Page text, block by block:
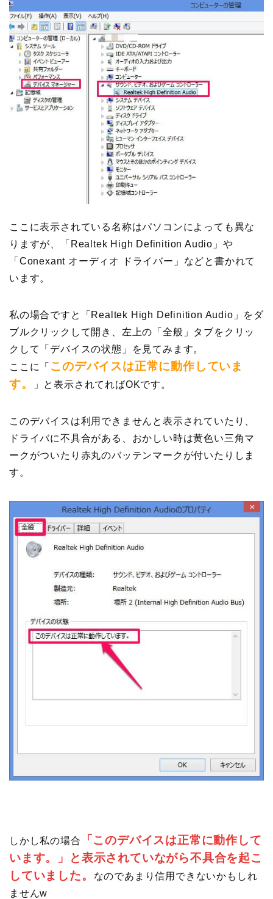
ここに表示されている名称はパソコンによっても異な
りますが、「Realtek High Definition Audio」や
「Conexant オーディオ ドライバー」などと書かれて
います。
私の場合ですと「Realtek High Definition Audio」をダ
ブルクリックして開き、左上の「全般」タブをクリッ
クして「デバイスの状態」を見てみます。
ここに「 このデバイスは正常に動作していま
す。
」と表示されてればOKです。
このデバイスは利用できませんと表示されていたり、
ドライバに不具合がある、おかしい時は黄色い三角マ
ークがついたり赤丸のバッテンマークが付いたりしま
す。
しかし私の場合
「このデバイスは正常に動作して
います。」と表示されていながら不具合を起こ
していました。
なのであまり信用できないかもしれ
ませんw